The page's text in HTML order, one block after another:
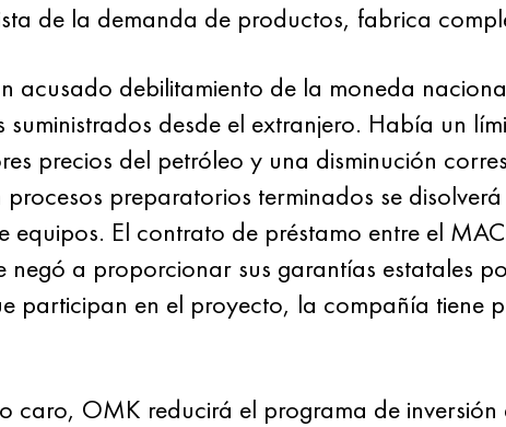
de la demanda de productos, fabrica
acusado debilitamiento de la moneda
desde el extranjero. Había un
precios del petróleo y una disminución
preparatorios terminados se disolverá
El contrato de préstamo entre el
a proporcionar sus garantías estatales
participan en el proyecto, la compañía tiene
caro, OMK reducirá el programa de inversión